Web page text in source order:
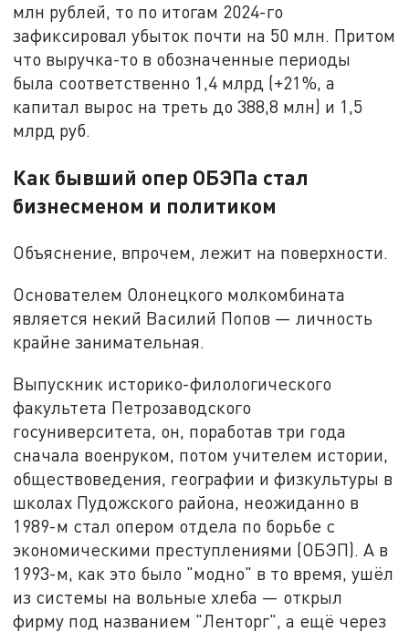
млн рублей, то по итогам 2024-го
зафиксировал убыток почти на 50 млн. Притом
что выручка-то в обозначенные периоды
была соответственно 1,4 млрд (+21%, а
капитал вырос на треть до 388,8 млн) и 1,5
млрд руб.
Как бывший опер ОБЭПа стал
бизнесменом и политиком
Объяснение, впрочем, лежит на поверхности.
Основателем Олонецкого молкомбината
является некий Василий Попов — личность
крайне занимательная.
Выпускник историко-филологического
факультета Петрозаводского
госуниверситета, он, поработав три года
сначала военруком, потом учителем истории,
обществоведения, географии и физкультуры в
школах Пудожского района, неожиданно в
1989-м стал опером отдела по борьбе с
экономическими преступлениями (ОБЭП). А в
1993-м, как это было "модно" в то время, ушёл
из системы на вольные хлеба — открыл
фирму под названием "Ленторг", а ещё через